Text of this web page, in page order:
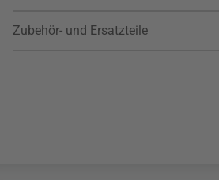
Zubehör- und Ersatzteile